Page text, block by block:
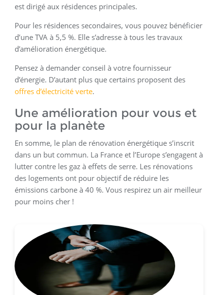
est dirigé aux résidences principales.
Pour les résidences secondaires, vous pouvez bénéficier
d’une TVA à 5,5 %. Elle s’adresse à tous les travaux
d’amélioration énergétique.
Pensez à demander conseil à votre fournisseur
d’énergie. D’autant plus que certains proposent des
offres d’électricité verte.
Une amélioration pour vous et
pour la planète
En somme, le plan de rénovation énergétique s’inscrit
dans un but commun. La France et l’Europe s’engagent à
lutter contre les gaz à effets de serre. Les rénovations
des logements ont pour objectif de réduire les
émissions carbone à 40 %. Vous respirez un air meilleur
pour moins cher !